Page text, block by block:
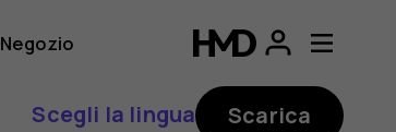
Negozio
Scegli la lingua Scarica